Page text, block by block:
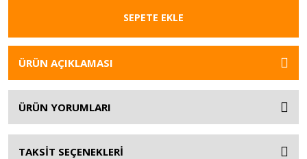
SEPETE EKLE
ÜRÜN AÇIKLAMASI
ÜRÜN YORUMLARI
TAKSİT SEÇENEKLERİ